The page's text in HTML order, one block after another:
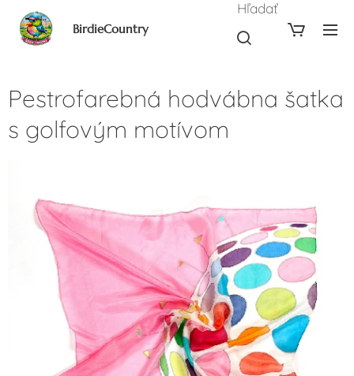
BirdieCountry
Hľadať
Pestrofarebná hodvábna šatka
s golfovým motívom